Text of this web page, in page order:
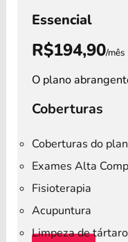
Essencial
R$194,90/mês
O plano
Coberturas
Coberturas do
Exames Alta
Fisioterapia
Acupuntura
Limpeza de tártaro